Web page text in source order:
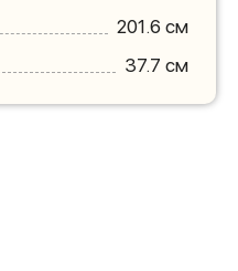
201.6 см
37.7 см